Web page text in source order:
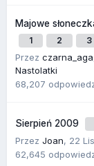
Majowe
1 2 3
Przez czarna_aga
Nastolatki
68,207
Sierpień 2009
Przez Joan, 22
62,645